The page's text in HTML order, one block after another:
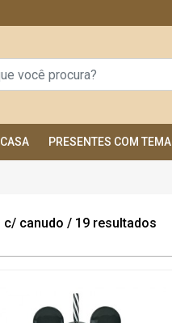
PRESENTES COM TEMA
c/ canudo / 19 resultados